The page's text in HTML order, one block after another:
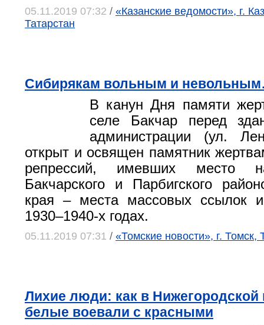
05.11.2019 07:32 / «Казанские ведомости», г.
Татарстан
Сибирякам вольным и
В канун Дня памяти
селе Бакчар перед
администрации (ул.
открыт и освящен памятник
репрессий, имевших место
Бакчарского и Парбигского
края – места массовых ссылок
1930–1940-х годах.
05.11.2019 07:31 / «Томские новости», г. Томск,
Лихие люди: как в Нижегородской
белые воевали с красными